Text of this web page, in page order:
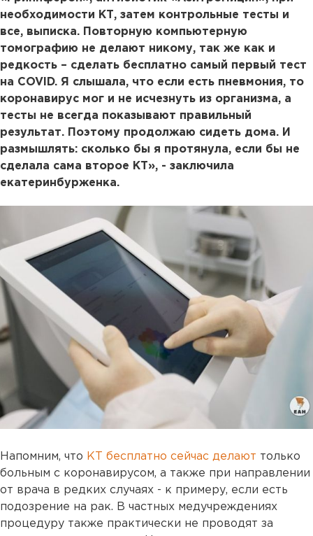
необходимости КТ, затем контрольные тесты и
все, выписка. Повторную компьютерную
томографию не делают никому, так же как и
редкость – сделать бесплатно самый первый тест
на COVID. Я слышала, что если есть пневмония, то
коронавирус мог и не исчезнуть из организма, а
тесты не всегда показывают правильный
результат. Поэтому продолжаю сидеть дома. И
размышлять: сколько бы я протянула, если бы не
сделала сама второе КТ», - заключила
екатеринбурженка.
Напомним, что КТ бесплатно сейчас делают только
больным с коронавирусом, а также при направлении
от врача в редких случаях - к примеру, если есть
подозрение на рак. В частных медучреждениях
процедуру также практически не проводят за